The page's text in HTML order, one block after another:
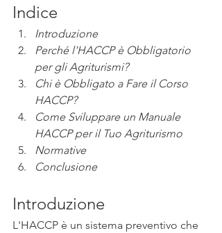
Indice
Introduzione
Perché l'HACCP è Obbligatorio
per gli Agriturismi?
Chi è Obbligato a Fare il Corso
HACCP?
Come Sviluppare un Manuale
HACCP per il Tuo Agriturismo
Normative
Conclusione
Introduzione
L'HACCP è un sistema preventivo che